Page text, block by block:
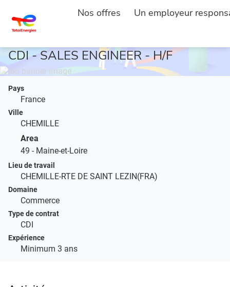
Nos offres Un employeur
ACCUEIL
CDI - SALES ENGINEER - H/F
Pays
France
Ville
CHEMILLE
Area
49 - Maine-et-Loire
Lieu de travail
CHEMILLE-RTE DE SAINT LEZIN(FRA)
Domaine
Commerce
Type de contrat
CDI
Expérience
Minimum 3 ans